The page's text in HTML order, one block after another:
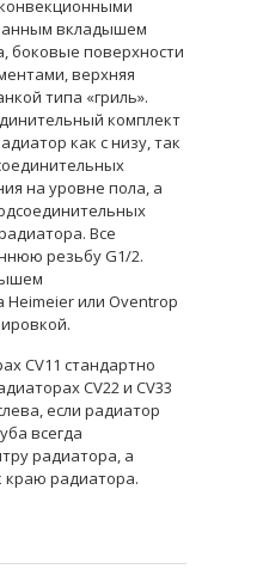
вкладышем
боковые поверхности
верхняя
типа «гриль».
комплект
как с низу, так
на уровне пола, а
Все
резьбу G1/2.
Heimeier или Oventrop
CV11 стандартно
CV22 и CV33
если радиатор
всегда
радиатора, а
краю радиатора.